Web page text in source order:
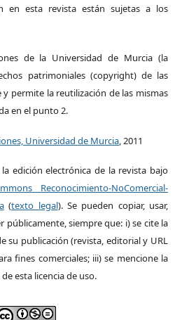
en esta revista están sujetas a los
de la Universidad de Murcia (la
patrimoniales (copyright) de las
permite la reutilización de las mismas
en el punto 2.
Universidad de Murcia, 2011
edición electrónica de la revista bajo
Reconocimiento-NoComercial-
(texto legal). Se pueden copiar, usar,
siempre que: i) se cite la
su publicación (revista, editorial y URL
fines comerciales; iii) se mencione la
esta licencia de uso.